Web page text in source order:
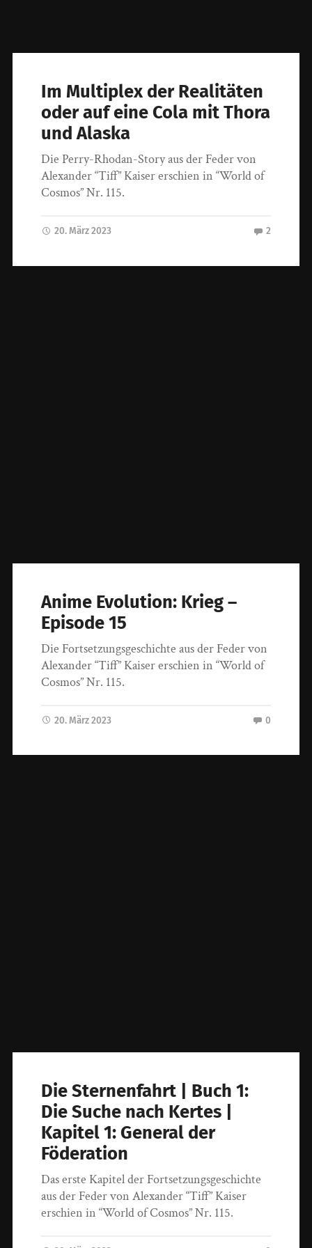
Im Multiplex der Realitäten
oder auf eine Cola mit Thora
und Alaska
Die Perry-Rhodan-Story aus der Feder von
Alexander “Tiff” Kaiser erschien in “World of
Cosmos” Nr. 115.
20. März 2023 2
Anime Evolution: Krieg –
Episode 15
Die Fortsetzungsgeschichte aus der Feder von
Alexander “Tiff” Kaiser erschien in “World of
Cosmos” Nr. 115.
20. März 2023 0
Die Sternenfahrt | Buch 1:
Die Suche nach Kertes |
Kapitel 1: General der
Föderation
Das erste Kapitel der Fortsetzungsgeschichte
aus der Feder von Alexander “Tiff” Kaiser
erschien in “World of Cosmos” Nr. 115.